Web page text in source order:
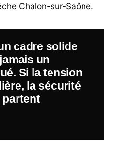
Chalon-sur-Saône.
cadre solide
un
Si la tension
la sécurité
partent